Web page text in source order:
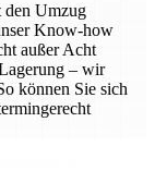
den Umzug
Know-how
außer Acht
– wir
können Sie sich